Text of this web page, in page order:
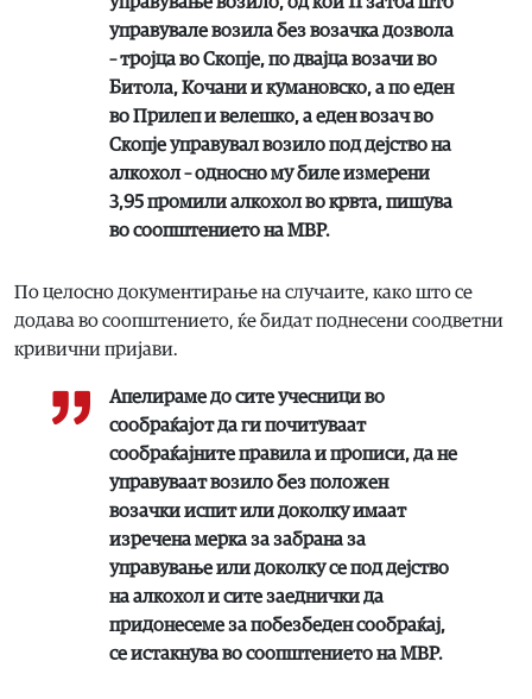
управувале возила без возачка дозвола
– тројца во Скопје, по двајца возачи во
Битола, Кочани и кумановско, а по еден
во Прилеп и велешко, а еден возач во
Скопје управувал возило под дејство на
алкохол – односно му биле измерени
3,95 промили алкохол во крвта, пишува
во соопштението на МВР.
По целосно документирање на случаите, како што се
додава во соопштението, ќе бидат поднесени соодветни
кривични пријави.
Апелираме до сите учесници во
сообраќајот да ги почитуваат
сообраќајните правила и прописи, да не
управуваат возило без положен
возачки испит или доколку имаат
изречена мерка за забрана за
управување или доколку се под дејство
на алкохол и сите заеднички да
придонесеме за побезбеден сообраќај,
се истакнува во соопштението на МВР.